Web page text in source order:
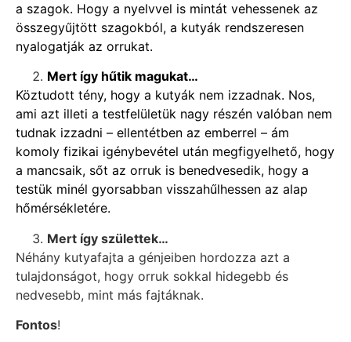
a szagok. Hogy a nyelvvel is mintát vehessenek az
összegyűjtött szagokból, a kutyák rendszeresen
nyalogatják az orrukat.
Mert így hűtik magukat…
Köztudott tény, hogy a kutyák nem izzadnak. Nos,
ami azt illeti a testfelületük nagy részén valóban nem
tudnak izzadni – ellentétben az emberrel – ám
komoly fizikai igénybevétel után megfigyelhető, hogy
a mancsaik, sőt az orruk is benedvesedik, hogy a
testük minél gyorsabban visszahűlhessen az alap
hőmérsékletére.
Mert így születtek…
Néhány kutyafajta a génjeiben hordozza azt a
tulajdonságot, hogy orruk sokkal hidegebb és
nedvesebb, mint más fajtáknak.
Fontos!